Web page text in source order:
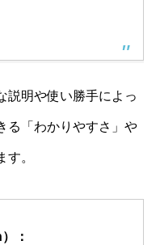
説明や使い勝手によっ
る「わかりやすさ」や
す。
：